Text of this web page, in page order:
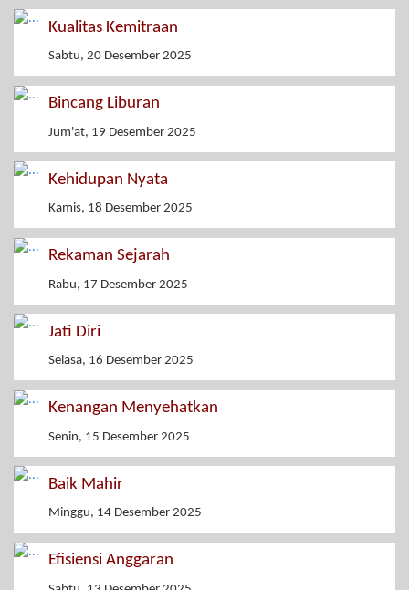
Kualitas Kemitraan
Sabtu, 20 Desember 2025
Bincang Liburan
Jum'at, 19 Desember 2025
Kehidupan Nyata
Kamis, 18 Desember 2025
Rekaman Sejarah
Rabu, 17 Desember 2025
Jati Diri
Selasa, 16 Desember 2025
Kenangan Menyehatkan
Senin, 15 Desember 2025
Baik Mahir
Minggu, 14 Desember 2025
Efisiensi Anggaran